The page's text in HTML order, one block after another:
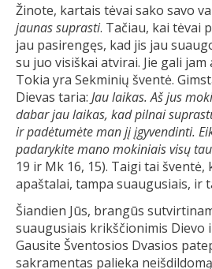
Žinote, kartais tėvai sako savo
jaunas suprasti. Tačiau, kai tėvai
jau pasirengęs, kad jis jau
su juo visiškai atvirai. Jie gali
Tokia yra Sekminių šventė.
Dievas taria: Jau laikas. Aš jus
dabar jau laikas, kad pilnai
ir padėtumėte man jį įgyvendinti.
padarykite mano mokiniais visų
19 ir Mk 16, 15). Taigi tai šventė,
apaštalai, tampa suaugusiais, ir
Šiandien Jūs, brangūs
suaugusiais krikščionimis Dievo
Gausite Šventosios Dvasios
sakramentas palieka